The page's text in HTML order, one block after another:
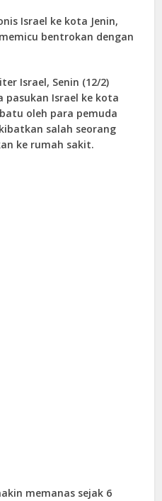
Israel ke kota Jenin,
bentrokan dengan
Israel, Senin (12/2)
pasukan Israel ke kota
oleh para pemuda
salah seorang
ke rumah sakit.
memanas sejak 6